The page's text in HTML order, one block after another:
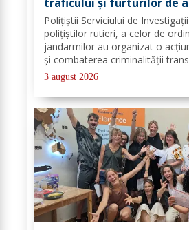
Polițiștii Serviciului de
polițiștilor rutieri, a celor de
jandarmilor au organizat o
și combaterea criminalității
pentru combaterea traficului și
autovehicule, pe raza...
3 august 2026